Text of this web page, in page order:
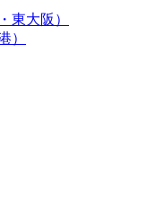
東大阪）
）